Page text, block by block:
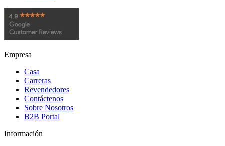
Empresa
Casa
Carreras
Revendedores
Contáctenos
Sobre Nosotros
B2B Portal
Información